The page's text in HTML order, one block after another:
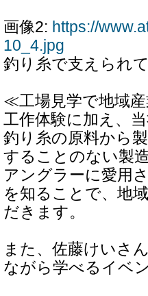
画像2: https://
10_4.jpg
釣り糸で支えられ
≪工場見学で地域
工作体験に加え、
釣り糸の原料から
することのない製
アングラーに愛用
を知ることで、地
だきます。
また、佐藤けいさ
ながら学べるイベ